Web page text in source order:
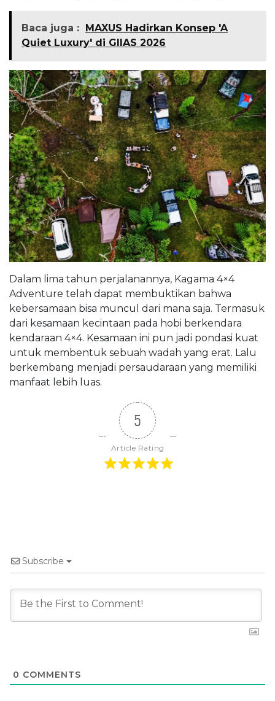
Baca juga : MAXUS Hadirkan Konsep 'A
Quiet Luxury' di GIIAS 2026
Dalam lima tahun perjalanannya, Kagama 4×4
Adventure telah dapat membuktikan bahwa
kebersamaan bisa muncul dari mana saja. Termasuk
dari kesamaan kecintaan pada hobi berkendara
kendaraan 4×4. Kesamaan ini pun jadi pondasi kuat
untuk membentuk sebuah wadah yang erat. Lalu
berkembang menjadi persaudaraan yang memiliki
manfaat lebih luas.
5
Article Rating
Subscribe
0 COMMENTS